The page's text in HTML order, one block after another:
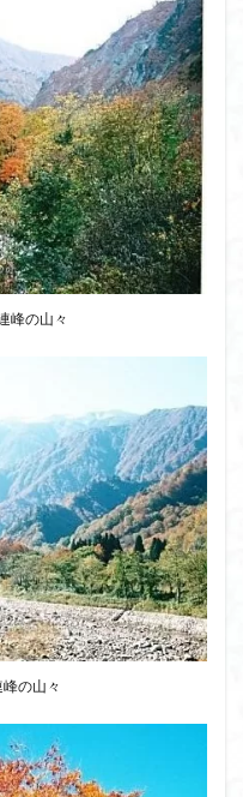
峰の山々
の山々